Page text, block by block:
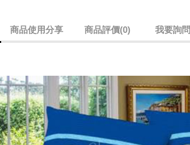
商品使用分享 商品評價(0) 我要詢問